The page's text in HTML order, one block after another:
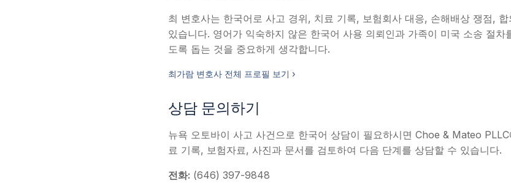
최 변호사는 한국어로 사고 경위, 치료 기록, 보험회사 대응, 손해배상 쟁점,
있습니다. 영어가 익숙하지 않은 한국어 사용 의뢰인과 가족이 미국 소송 절차
도록 돕는 것을 중요하게 생각합니다.
최가람 변호사 전체 프로필 보기 ›
상담 문의하기
뉴욕 오토바이 사고 사건으로 한국어 상담이 필요하시면 Choe & Mateo
료 기록, 보험자료, 사진과 문서를 검토하여 다음 단계를 상담할 수 있습니다.
전화: (646) 397-9848